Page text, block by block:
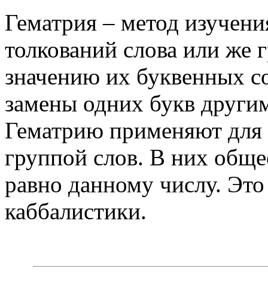
Гематрия – метод
толкований слова или же
значению их буквенных
замены одних букв
Гематрию применяют
группой слов. В них
равно данному числу.
каббалистики.